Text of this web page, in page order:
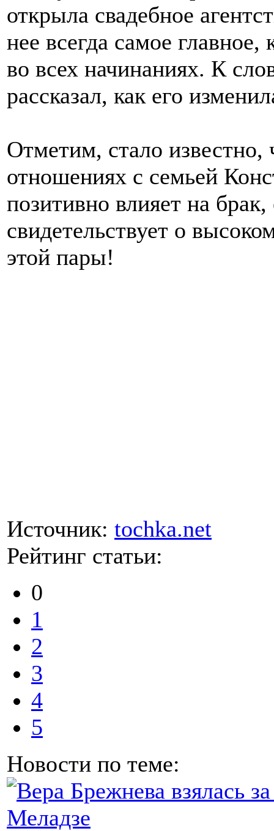
открыла свадебное
нее всегда самое
во всех начинаниях. К
рассказал, как его
Отметим, стало
отношениях с семьей
позитивно влияет на
свидетельствует о
этой пары!
Источник: tochka.net
Рейтинг статьи:
0
1
2
3
4
5
Новости по теме: